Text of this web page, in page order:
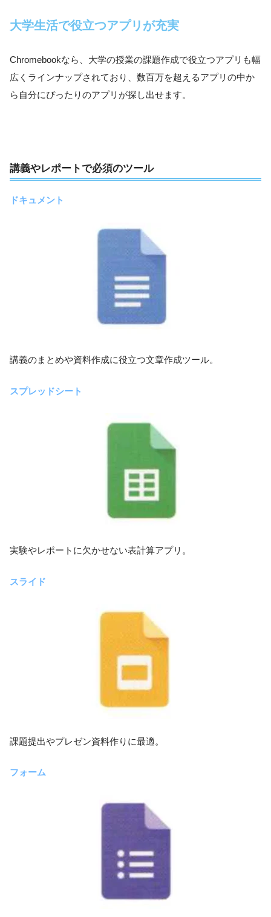
大学生活で役立つアプリが充実
Chromebookなら、大学の授業の課題作成で役立つアプリも幅
広くラインナップされており、数百万を超えるアプリの中か
ら自分にぴったりのアプリが探し出せます。
講義やレポートで必須のツール
ドキュメント
講義のまとめや資料作成に役立つ文章作成ツール。
スプレッドシート
実験やレポートに欠かせない表計算アプリ。
スライド
課題提出やプレゼン資料作りに最適。
フォーム